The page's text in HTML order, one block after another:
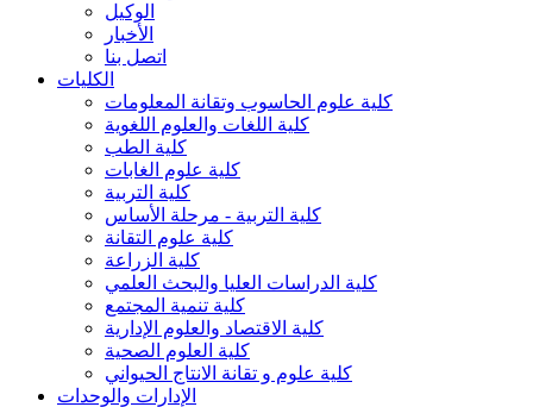
الوكيل
الأخبار
اتصل بنا
الكليات
كلية علوم الحاسوب وتقانة المعلومات
كلية اللغات والعلوم اللغوية
كلية الطب
كلية علوم الغابات
كلية التربية
كلية التربية - مرحلة الأساس
كلية علوم التقانة
كلية الزراعة
كلية الدراسات العليا والبحث العلمي
كلية تنمية المجتمع
كلية الاقتصاد والعلوم الإدارية
كلية العلوم الصحية
كلية علوم و تقانة الانتاج الحيواني
الإدارات والوحدات